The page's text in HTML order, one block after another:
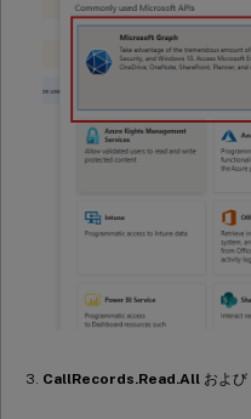
CallRecords.Read.All および